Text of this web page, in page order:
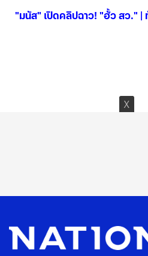
"มนัส" เปิดคลิปฉาว! "ฮั้ว สว." |